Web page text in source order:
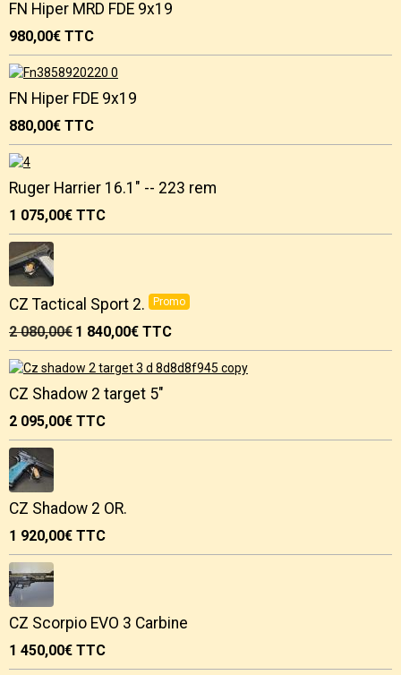
FN Hiper MRD FDE 9x19
980,00€ TTC
FN Hiper FDE 9x19
880,00€ TTC
Ruger Harrier 16.1" -- 223 rem
1 075,00€ TTC
CZ Tactical Sport 2. Promo
2 080,00€ 1 840,00€ TTC
CZ Shadow 2 target 5"
2 095,00€ TTC
CZ Shadow 2 OR.
1 920,00€ TTC
CZ Scorpio EVO 3 Carbine
1 450,00€ TTC